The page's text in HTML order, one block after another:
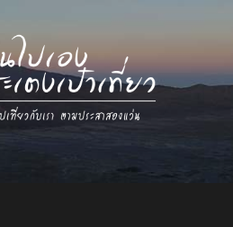
/ สองแว่นไป
งเป๋าเที่ยว
เรา ตามประสาสองแว่น